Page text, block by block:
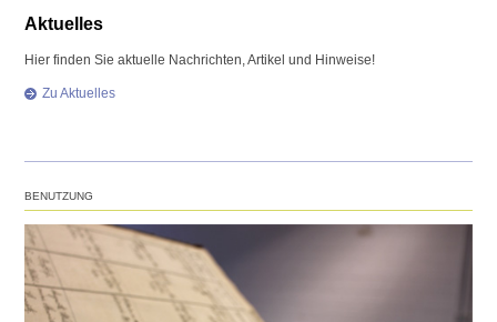
Aktuelles
Hier finden Sie aktuelle Nachrichten, Artikel und Hinweise!
Zu Aktuelles
BENUTZUNG